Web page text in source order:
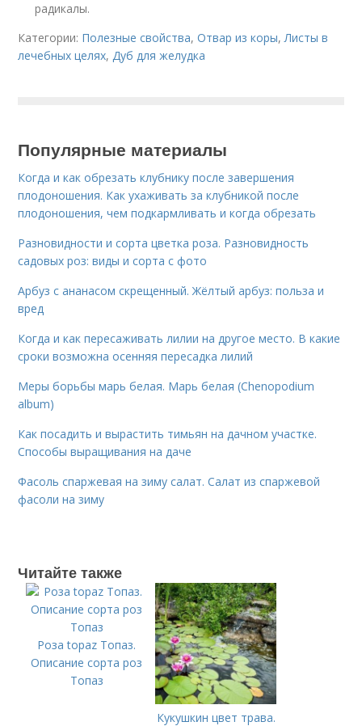
радикалы.
Категории: Полезные свойства,Отвар из коры,Листы в
лечебных целях,Дуб для желудка
Популярные материалы
Когда и как обрезать клубнику после завершения
плодоношения. Как ухаживать за клубникой после
плодоношения, чем подкармливать и когда обрезать
Разновидности и сорта цветка роза. Разновидность
садовых роз: виды и сорта с фото
Арбуз с ананасом скрещенный. Жёлтый арбуз: польза и
вред
Когда и как пересаживать лилии на другое место. В какие
сроки возможна осенняя пересадка лилий
Меры борьбы марь белая. Марь белая (Chenopodium
album)
Как посадить и вырастить тимьян на дачном участке.
Способы выращивания на даче
Фасоль спаржевая на зиму салат. Салат из спаржевой
фасоли на зиму
Читайте также
Роза topaz Топаз.
Описание сорта роз
Топаз
Кукушкин цвет трава.